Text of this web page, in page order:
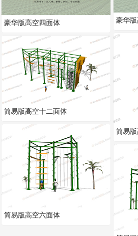
豪华版高空四面体
简易版高空十二面体
简易版高空六面体
豪华
简易